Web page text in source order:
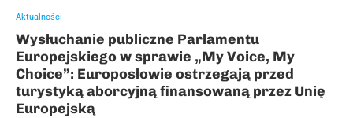
Aktualności
Wysłuchanie publiczne Parlamentu
Europejskiego w sprawie „My Voice, My
Choice”: Europosłowie ostrzegają przed
turystyką aborcyjną finansowaną przez Unię
Europejską